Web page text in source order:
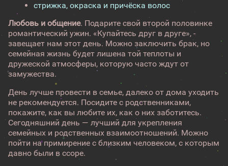
стрижка, окраска и причёска волос
Любовь и общение. Подарите свой второй половинке
романтический ужин. «Купайтесь друг в друге», -
завещает нам этот день. Можно заключить брак, но
семейная жизнь будет лишена той теплоты и
дружеской атмосферы, которую часто ждут от
замужества.
День лучше провести в семье, далеко от дома уходить
не рекомендуется. Посидите с родственниками,
покажите, как вы любите их, как о них заботитесь.
Сегодняшний день — лучший для укрепления
семейных и родственных взаимоотношений. Можно
пойти на примирение с близким человеком, с которым
давно были в ссоре.